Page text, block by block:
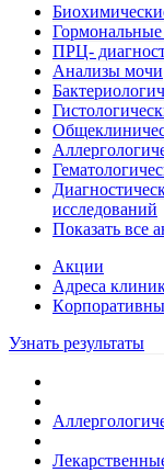
Гормональные
ПРЦ-
Анализы мочи
исследований
Показать все
Акции
Адреса
Узнать результаты